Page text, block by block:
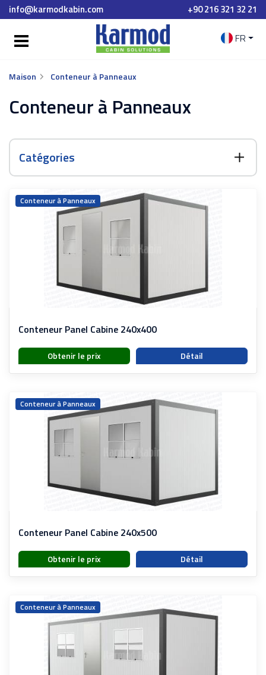
info@karmodkabin.com +90 216 321 32 21
FR
Maison Conteneur à Panneaux
Conteneur à Panneaux
Catégories
Conteneur à Panneaux
Conteneur Panel Cabine 240x400
Obtenir le prix Détail
Conteneur à Panneaux
Conteneur Panel Cabine 240x500
Obtenir le prix Détail
Conteneur à Panneaux